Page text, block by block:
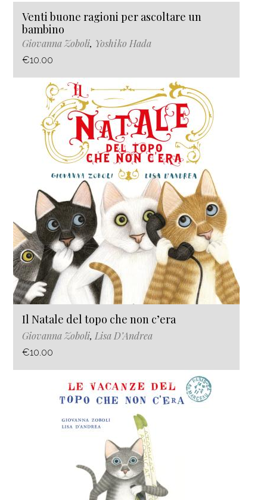
Venti buone ragioni per ascoltare un
bambino
Giovanna Zoboli, Yoshiko Hada
€10.00
Il Natale del topo che non c’era
Giovanna Zoboli, Lisa D’Andrea
€10.00